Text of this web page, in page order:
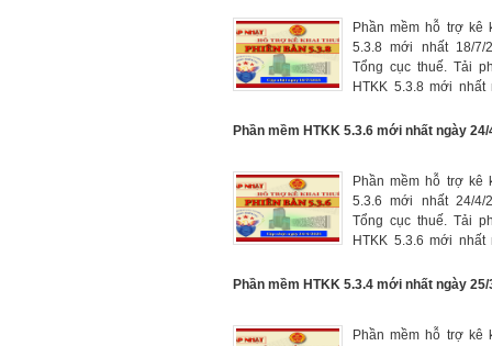
Phần mềm hỗ trợ kê
5.3.8 mới nhất 18/7/
Tổng cục thuế. Tải
HTKK 5.3.8 mới nhất
mới nhất năm 2025.
Phần mềm HTKK 5.3.6 mới nhất ngày 24/
Phần mềm hỗ trợ kê
5.3.6 mới nhất 24/4/
Tổng cục thuế. Tải
HTKK 5.3.6 mới nhất
mới nhất năm 2025.
Phần mềm HTKK 5.3.4 mới nhất ngày 25/
Phần mềm hỗ trợ kê